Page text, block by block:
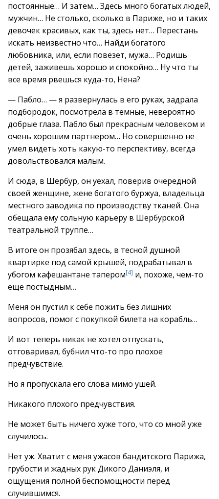
постоянные… И затем… Здесь много богатых людей,
мужчин… Не столько, сколько в Париже, но и таких
девочек красивых, как ты, здесь нет… Перестань
искать неизвестно что… Найди богатого
любовника, или, если повезет, мужа… Родишь
детей, заживешь хорошо и спокойно… Ну что ты
все время рвешься куда-то, Нена?
— Пабло… — я развернулась в его руках, задрала
подбородок, посмотрела в темные, невероятно
добрые глаза. Пабло был прекрасным человеком и
очень хорошим партнером… Но совершенно не
умел видеть хоть какую-то перспективу, всегда
довольствовался малым.
И сюда, в Шербур, он уехал, поверив очередной
своей женщине, жене богатого буржуа, владельца
местного заводика по производству тканей. Она
обещала ему сольную карьеру в Шербурской
театральной труппе…
В итоге он прозябал здесь, в тесной душной
квартирке под самой крышей, подрабатывал в
убогом кафешантане тапером[4] и, похоже, чем-то
еще постыдным…
Меня он пустил к себе пожить без лишних
вопросов, помог с покупкой билета на корабль…
И вот теперь никак не хотел отпускать,
отговаривал, бубнил что-то про плохое
предчувствие.
Но я пропускала его слова мимо ушей.
Никакого плохого предчувствия.
Не может быть ничего хуже того, что со мной уже
случилось.
Нет уж. Хватит с меня ужасов бандитского Парижа,
грубости и жадных рук Дикого Даниэля, и
ощущения полной беспомощности перед
случившимся.